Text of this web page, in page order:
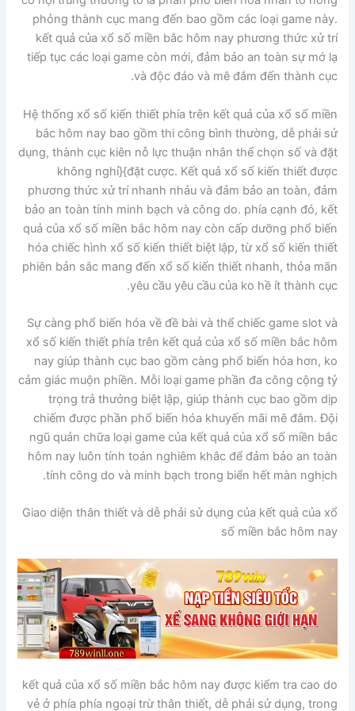
phỏng thành cục mang đến bao gồm các loại game này.
kết quả của xổ số miền bắc hôm nay phương thức xử trí
tiếp tục các loại game còn mới, đảm bảo an toàn sự mớ lạ
và độc đáo và mê đắm đến thành cục.
Hệ thống xổ số kiến thiết phía trên kết quả của xổ số miền
bắc hôm nay bao gồm thi công bình thường, dễ phải sử
dụng, thành cục kiên nỗ lực thuận nhân thể chọn số và đặt
không nghỉ}{đặt cược. Kết quả xổ số kiến thiết được
phương thức xử trí nhanh nhảu và đảm bảo an toàn, đảm
bảo an toàn tính minh bạch và công do. phía cạnh đó, kết
quả của xổ số miền bắc hôm nay còn cấp dưỡng phổ biến
hóa chiếc hình xổ số kiến thiết biệt lập, từ xổ số kiến thiết
phiên bản sắc mang đến xổ số kiến thiết nhanh, thỏa mãn
yêu cầu yêu cầu của ko hề ít thành cục.
Sự càng phổ biến hóa về đề bài và thể chiếc game slot và
xổ số kiến thiết phía trên kết quả của xổ số miền bắc hôm
nay giúp thành cục bao gồm càng phổ biến hóa hơn, ko
cảm giác muộn phiền. Mỗi loại game phần đa công cộng tỷ
trọng trả thưởng biệt lập, giúp thành cục bao gồm dịp
chiếm được phần phổ biến hóa khuyến mãi mê đắm. Đội
ngũ quản chữa loại game của kết quả của xổ số miền bắc
hôm nay luôn tính toán nghiêm khắc để đảm bảo an toàn
tính công do và minh bạch trong biển hết màn nghịch.
Giao diện thân thiết và dễ phải sử dụng của kết quả của xổ
số miền bắc hôm nay
kết quả của xổ số miền bắc hôm nay được kiểm tra cao do
vẻ ở phía phía ngoại trừ thân thiết, dễ phải sử dụng, trong